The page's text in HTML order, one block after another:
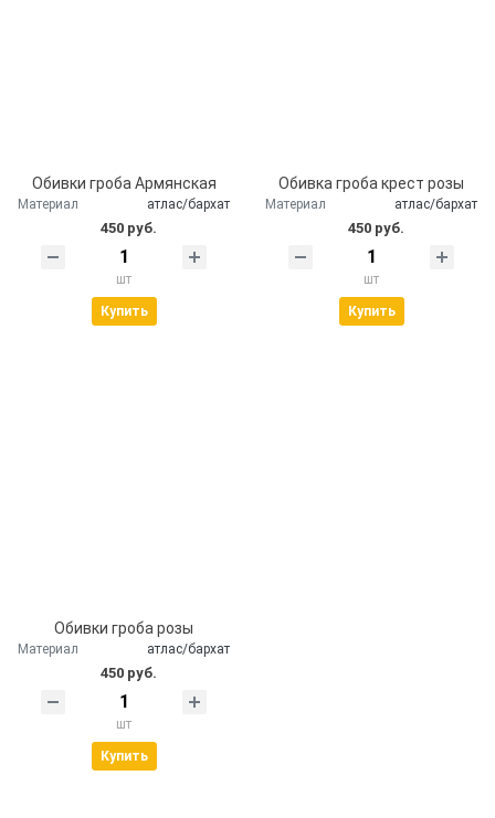
Обивки гроба Армянская
Материал атлас/бархат
450 руб.
шт
Купить
Обивка гроба крест розы
Материал атлас/бархат
450 руб.
шт
Купить
Обивки гроба розы
Материал атлас/бархат
450 руб.
шт
Купить